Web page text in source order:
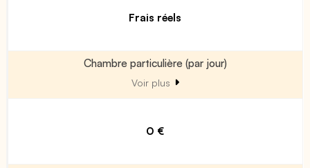
Frais réels
Chambre particulière (par jour)
Voir plus
0 €